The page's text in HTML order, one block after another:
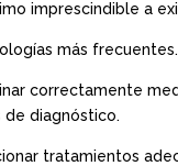
imprescindible a
más frecuentes.
correctamente
diagnóstico.
tratamientos